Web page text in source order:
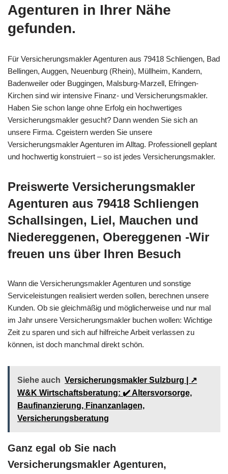
Agenturen in Ihrer Nähe
gefunden.
Für Versicherungsmakler Agenturen aus 79418 Schliengen, Bad
Bellingen, Auggen, Neuenburg (Rhein), Müllheim, Kandern,
Badenweiler oder Buggingen, Malsburg-Marzell, Efringen-
Kirchen sind wir intensive Finanz- und Versicherungsmakler.
Haben Sie schon lange ohne Erfolg ein hochwertiges
Versicherungsmakler gesucht? Dann wenden Sie sich an
unsere Firma. Cgeistern werden Sie unsere
Versicherungsmakler Agenturen im Alltag. Professionell geplant
und hochwertig konstruiert – so ist jedes Versicherungsmakler.
Preiswerte Versicherungsmakler
Agenturen aus 79418 Schliengen
Schallsingen, Liel, Mauchen und
Niedereggenen, Obereggenen -Wir
freuen uns über Ihren Besuch
Wann die Versicherungsmakler Agenturen und sonstige
Serviceleistungen realisiert werden sollen, berechnen unsere
Kunden. Ob sie gleichmäßig und möglicherweise und nur mal
im Jahr unsere Versicherungsmakler buchen wollen: Wichtige
Zeit zu sparen und sich auf hilfreiche Arbeit verlassen zu
können, ist doch manchmal direkt schön.
Siehe auch Versicherungsmakler Sulzburg | ↗️
W&K Wirtschaftsberatung: ✔️ Altersvorsorge,
Baufinanzierung, Finanzanlagen,
Versicherungsberatung
Ganz egal ob Sie nach
Versicherungsmakler Agenturen,